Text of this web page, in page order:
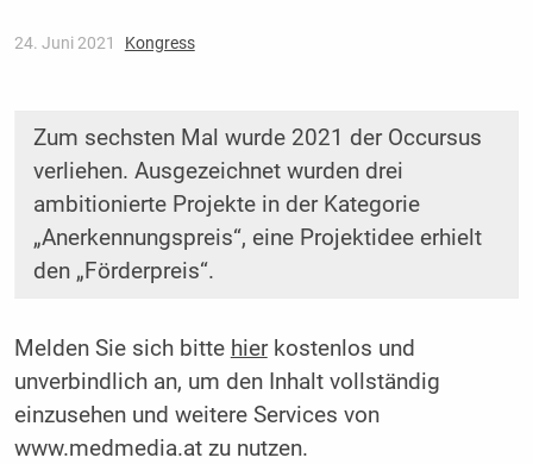
24. Juni 2021 Kongress
Zum sechsten Mal wurde 2021 der Occursus
verliehen. Ausgezeichnet wurden drei
ambitionierte Projekte in der Kategorie
„Anerkennungspreis“, eine Projektidee erhielt
den „Förderpreis“.
Melden Sie sich bitte hierkostenlos und
unverbindlich an, um den Inhalt vollständig
einzusehen und weitere Services von
www.medmedia.at zu nutzen.